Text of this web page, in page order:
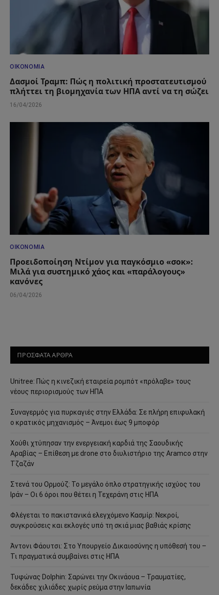
ΟΙΚΟΝΟΜΊΑ
Δασμοί Τραμπ: Πώς η πολιτική προστατευτισμού
πλήττει τη βιομηχανία των ΗΠΑ αντί να τη σώζει
16/04/2026
ΟΙΚΟΝΟΜΊΑ
Προειδοποίηση Ντίμον για παγκόσμιο «σοκ»:
Μιλά για συστημικό χάος και «παράλογους»
κανόνες
06/04/2026
ΠΡΟΣΦΑΤΑ ΑΡΘΡΑ
Unitree: Πώς η κινεζική εταιρεία ρομπότ «πρόλαβε» τους
νέους περιορισμούς των ΗΠΑ
Συναγερμός για πυρκαγιές στην Ελλάδα: Σε πλήρη επιφυλακή
ο κρατικός μηχανισμός – Άνεμοι έως 9 μποφόρ
Χούθι χτύπησαν την ενεργειακή καρδιά της Σαουδικής
Αραβίας – Επίθεση με drone στο διυλιστήριο της Aramco στην
Τζαζάν
Στενά του Ορμούζ: Το μεγάλο όπλο στρατηγικής ισχύος του
Ιράν – Οι 6 όροι που θέτει η Τεχεράνη στις ΗΠΑ
Φλέγεται το πακιστανικά ελεγχόμενο Κασμίρ: Νεκροί,
συγκρούσεις και εκλογές υπό τη σκιά μιας βαθιάς κρίσης
Άντονι Φάουτσι: Στο Υπουργείο Δικαιοσύνης η υπόθεσή του –
Τι πραγματικά συμβαίνει στις ΗΠΑ
Τυφώνας Dolphin: Σαρώνει την Οκινάουα – Τραυματίες,
δεκάδες χιλιάδες χωρίς ρεύμα στην Ιαπωνία